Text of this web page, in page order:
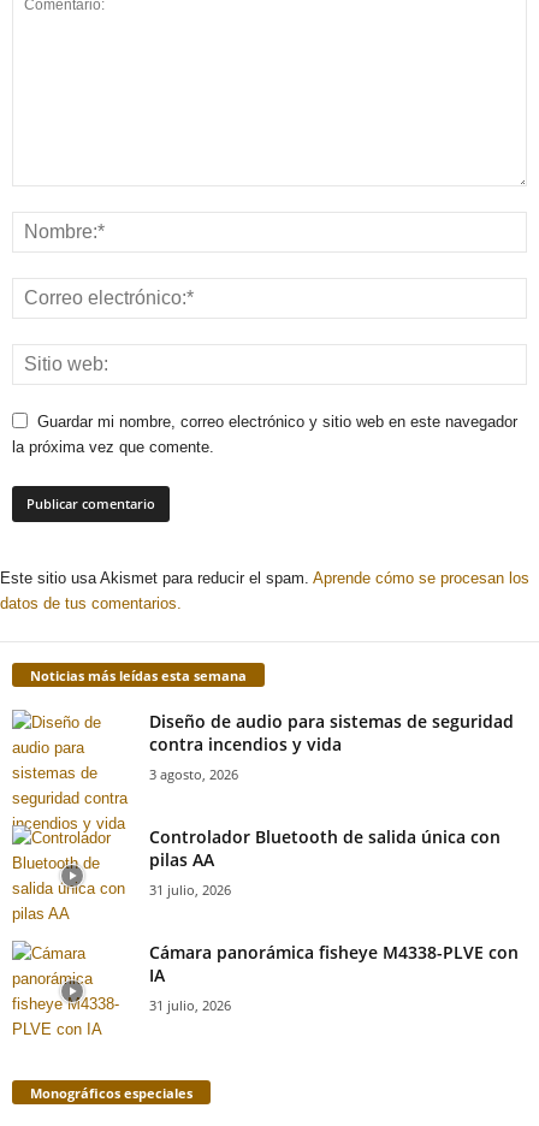
Guardar mi nombre, correo electrónico y sitio web en este navegador
la próxima vez que comente.
Este sitio usa Akismet para reducir el spam. Aprende cómo se procesan los
datos de tus comentarios.
Noticias más leídas esta semana
Diseño de audio para sistemas de seguridad
contra incendios y vida
3 agosto, 2026
Controlador Bluetooth de salida única con
pilas AA
31 julio, 2026
Cámara panorámica fisheye M4338-PLVE con
IA
31 julio, 2026
Monográficos especiales